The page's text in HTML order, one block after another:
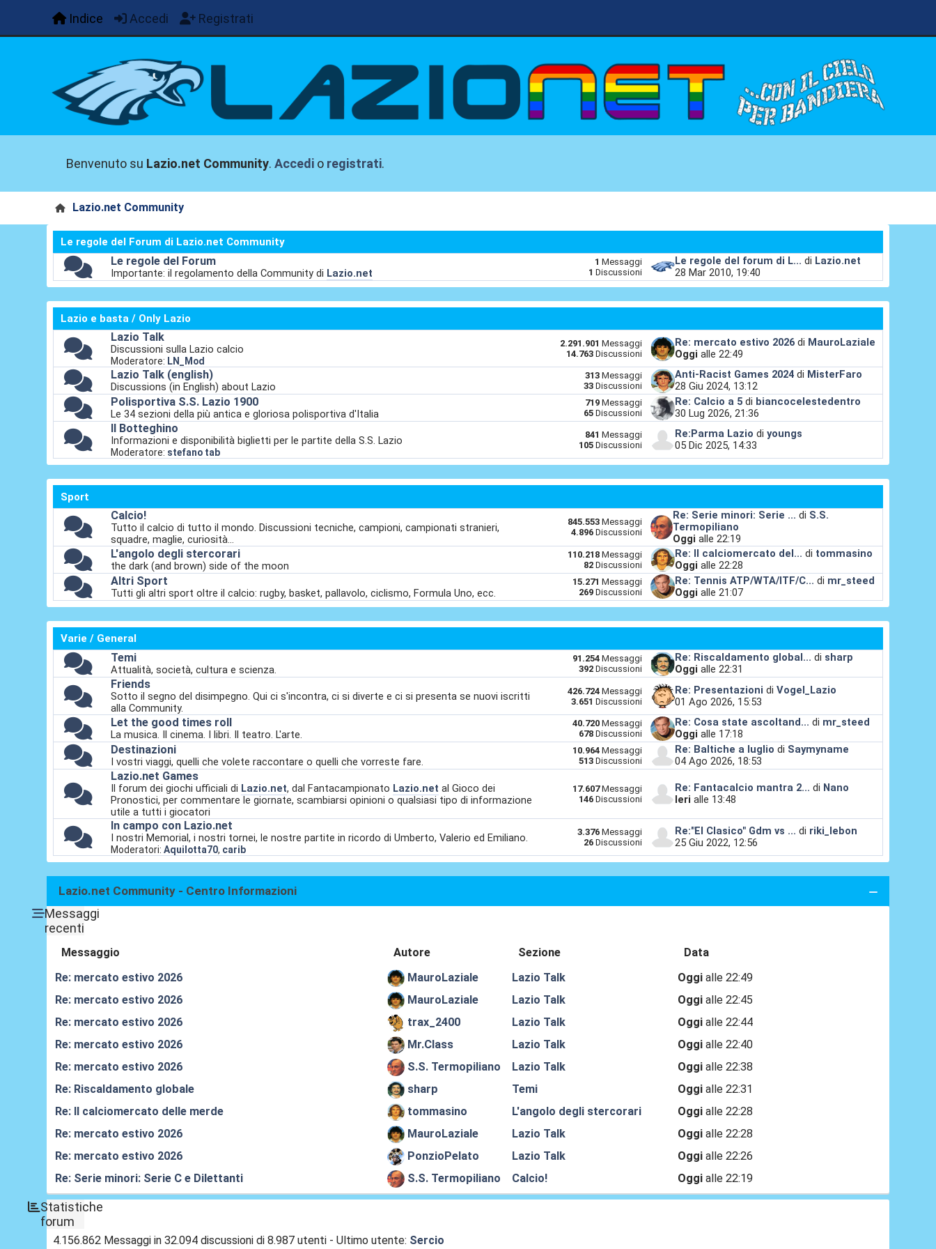
Indice Accedi Registrati
Benvenuto su Lazio.net Community.Accedi o registrati.
Lazio.net Community
Le regole del Forum di Lazio.net Community
Le regole del Forum
Importante: il regolamento della Community di Lazio.net
1 Messaggi
1 Discussioni
Le regole del forum di L... di Lazio.net
28 Mar 2010, 19:40
Lazio e basta / Only Lazio
Lazio Talk
Discussioni sulla Lazio calcio
Moderatore: LN_Mod
2.291.901 Messaggi
14.763Discussioni
Re: mercato estivo 2026di MauroLaziale
Oggi alle 22:49
Lazio Talk (english)
Discussions (in English) about Lazio
313Messaggi
33Discussioni
Anti-Racist Games 2024di MisterFaro
28 Giu 2024, 13:12
Polisportiva S.S. Lazio 1900
Le 34 sezioni della più antica e gloriosa polisportiva d'Italia
719Messaggi
65Discussioni
Re: Calcio a 5di biancocelestedentro
30 Lug 2026, 21:36
Il Botteghino
Informazioni e disponibilità biglietti per le partite della S.S. Lazio
Moderatore: stefano tab
841 Messaggi
105Discussioni
Re:Parma Lazio di youngs
05 Dic 2025, 14:33
Sport
Calcio!
Tutto il calcio di tutto il mondo. Discussioni tecniche, campioni, campionati stranieri,
squadre, maglie, curiosità...
845.553Messaggi
4.896Discussioni
Re: Serie minori: Serie ... di S.S.
Termopiliano
Oggi alle 22:19
L'angolo degli stercorari
the dark (and brown) side of the moon
110.218Messaggi
82Discussioni
Re: Il calciomercato del... di tommasino
Oggi alle 22:28
Altri Sport
Tutti gli altri sport oltre il calcio: rugby, basket, pallavolo, ciclismo, Formula Uno, ecc.
15.271 Messaggi
269Discussioni
Re: Tennis ATP/WTA/ITF/C... di mr_steed
Oggi alle 21:07
Varie / General
Temi
Attualità, società, cultura e scienza.
91.254Messaggi
392Discussioni
Re: Riscaldamento global... di sharp
Oggi alle 22:31
Friends
Sotto il segno del disimpegno. Qui ci s'incontra, ci si diverte e ci si presenta se nuovi iscritti
alla Community.
426.724Messaggi
3.651 Discussioni
Re: Presentazioni di Vogel_Lazio
01 Ago 2026, 15:53
Let the good times roll
La musica. Il cinema. I libri. Il teatro. L'arte.
40.720Messaggi
678Discussioni
Re: Cosa state ascoltand... di mr_steed
Oggi alle 17:18
Destinazioni
I vostri viaggi, quelli che volete raccontare o quelli che vorreste fare.
10.964Messaggi
513Discussioni
Re: Baltiche a luglio di Saymyname
04 Ago 2026, 18:53
Lazio.net Games
Il forum dei giochi ufficiali di Lazio.net, dal Fantacampionato Lazio.net al Gioco dei
Pronostici, per commentare le giornate, scambiarsi opinioni o qualsiasi tipo di informazione
utile a tutti i giocatori
17.607Messaggi
146Discussioni
Re: Fantacalcio mantra 2... di Nano
Ieri alle 13:48
In campo con Lazio.net
I nostri Memorial, i nostri tornei, le nostre partite in ricordo di Umberto, Valerio ed Emiliano.
Moderatori:Aquilotta70, carib
3.376Messaggi
26Discussioni
Re:"El Clasico" Gdm vs ... di riki_lebon
25 Giu 2022, 12:56
Lazio.net Community - Centro Informazioni
Messaggi
recenti
Messaggio Autore Sezione
Data
Re: mercato estivo 2026
MauroLaziale Lazio Talk Oggi alle 22:49
Re: mercato estivo 2026
MauroLaziale Lazio Talk Oggi alle 22:45
Re: mercato estivo 2026
trax_2400 Lazio Talk Oggi alle 22:44
Re: mercato estivo 2026
Mr.Class Lazio Talk Oggi alle 22:40
Re: mercato estivo 2026
S.S. Termopiliano Lazio Talk Oggi alle 22:38
Re: Riscaldamento globale
sharp Temi Oggi alle 22:31
Re: Il calciomercato delle merde
tommasino L'angolo degli stercorari Oggi alle 22:28
Re: mercato estivo 2026
MauroLaziale Lazio Talk Oggi alle 22:28
Re: mercato estivo 2026
PonzioPelato Lazio Talk Oggi alle 22:26
Re: Serie minori: Serie C e Dilettanti
S.S. Termopiliano Calcio! Oggi alle 22:19
Statistiche
forum
4.156.862 Messaggi in 32.094 discussioni di 8.987 utenti - Ultimo utente: Sercio